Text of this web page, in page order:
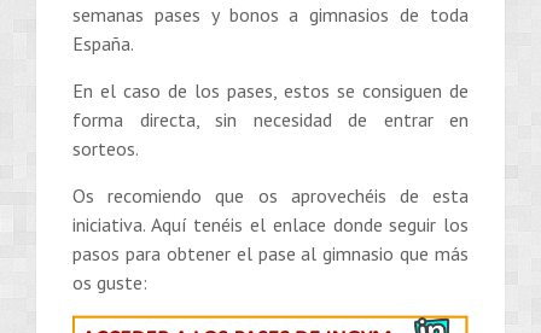
semanas pases y bonos a gimnasios de toda
España.
En el caso de los pases, estos se consiguen de
forma directa, sin necesidad de entrar en
sorteos.
Os recomiendo que os aprovechéis de esta
iniciativa. Aquí tenéis el enlace donde seguir los
pasos para obtener el pase al gimnasio que más
os guste: